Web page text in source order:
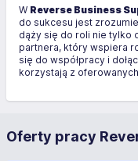
W Reverse Business
do sukcesu jest
dąży się do roli nie tylko
partnera, który wspiera
się do współpracy i
korzystają z oferowanych
Oferty pracy